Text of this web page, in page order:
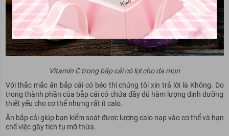
Vitamin C trong bắp cải có lợi cho da mụn
Với thắc mắc ăn bắp cải có béo thì chúng tôi xin trả lời là Không. Do
trong thành phần của bắp cải có chứa đầy đủ hàm lượng dinh dưỡng
thiết yếu cho cơ thể nhưng rất ít calo.
Ăn bắp cải giúp bạn kiểm soát được lượng calo nạp vào cơ thể và hạn
chế việc gây tích tụ mỡ thừa.